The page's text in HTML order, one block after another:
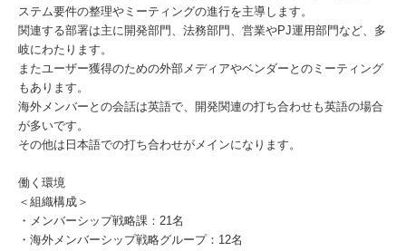
ステム要件の整理やミーティングの進行を主導します。
関連する部署は主に開発部門、法務部門、営業やPJ運用部門など、多
岐にわたります。
またユーザー獲得のための外部メディアやベンダーとのミーティング
もあります。
海外メンバーとの会話は英語で、開発関連の打ち合わせも英語の場合
が多いです。
その他は日本語での打ち合わせがメインになります。
働く環境
＜組織構成＞
・メンバーシップ戦略課：21名
・海外メンバーシップ戦略グループ：12名